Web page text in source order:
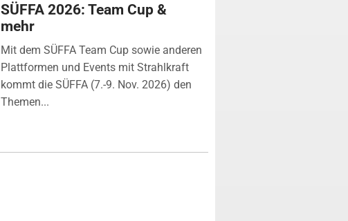
SÜFFA 2026: Team Cup &
mehr
Mit dem SÜFFA Team Cup sowie anderen
Plattformen und Events mit Strahlkraft
kommt die SÜFFA (7.-9. Nov. 2026) den
Themen...